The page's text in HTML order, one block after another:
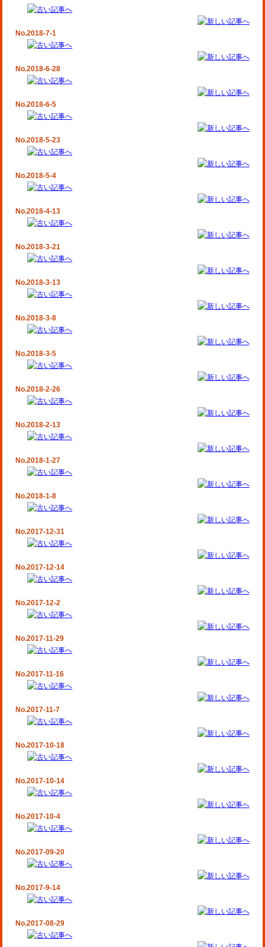
No.2018-7-1
No.2018-6-28
No.2018-6-5
No.2018-5-23
No.2018-5-4
No.2018-4-13
No.2018-3-21
No.2018-3-13
No.2018-3-8
No.2018-3-5
No.2018-2-26
No.2018-2-13
No.2018-1-27
No.2018-1-8
No.2017-12-31
No.2017-12-14
No.2017-12-2
No.2017-11-29
No.2017-11-16
No.2017-11-7
No.2017-10-18
No.2017-10-14
No.2017-10-4
No.2017-09-20
No.2017-9-14
No.2017-08-29